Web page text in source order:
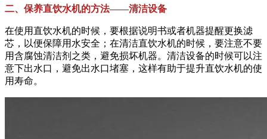
二、保养直饮水机的方法——清洁设备
在使用直饮水机的时候，要根据说明书或者机器提醒更换滤
芯，以便保障用水安全；在清洁直饮水机的时候，要注意不要
用含腐蚀清洁剂之类，避免损坏机器。清洁设备的时候可以注
意下出水口，避免出水口堵塞，这样有助于提升直饮水机的使
用寿命。